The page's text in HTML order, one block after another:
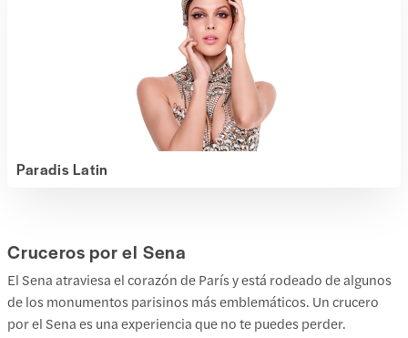
Paradis Latin
Cruceros por el Sena
El Sena atraviesa el corazón de París y está rodeado de algunos
de los monumentos parisinos más emblemáticos. Un crucero
por el Sena es una experiencia que no te puedes perder.